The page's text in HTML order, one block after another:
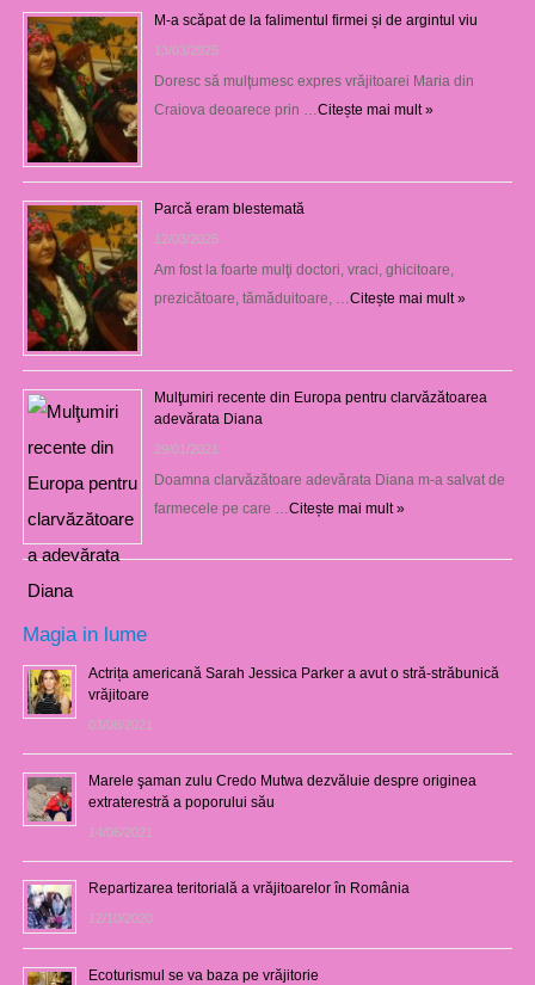
M-a scăpat de la falimentul firmei și de argintul viu
13/03/2025
Doresc să mulţumesc expres vrăjitoarei Maria din
Craiova deoarece prin … Citește mai mult »
Parcă eram blestemată
12/03/2025
Am fost la foarte mulţi doctori, vraci, ghicitoare,
prezicătoare, tămăduitoare, … Citește mai mult »
Mulţumiri recente din Europa pentru clarvăzătoarea
adevărata Diana
29/01/2021
Doamna clarvăzătoare adevărata Diana m-a salvat de
farmecele pe care … Citește mai mult »
Magia in lume
Actrița americană Sarah Jessica Parker a avut o stră-străbunică
vrăjitoare
03/08/2021
Marele şaman zulu Credo Mutwa dezvăluie despre originea
extraterestră a poporului său
14/06/2021
Repartizarea teritorială a vrăjitoarelor în România
12/10/2020
Ecoturismul se va baza pe vrăjitorie